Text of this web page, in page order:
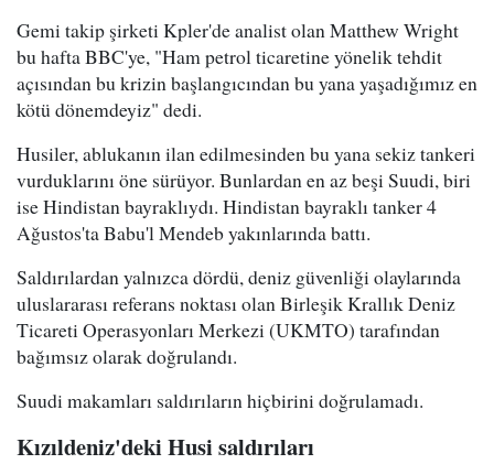
Gemi takip şirketi Kpler'de analist olan Matthew Wright
bu hafta BBC'ye, "Ham petrol ticaretine yönelik tehdit
açısından bu krizin başlangıcından bu yana yaşadığımız en
kötü dönemdeyiz" dedi.
Husiler, ablukanın ilan edilmesinden bu yana sekiz tankeri
vurduklarını öne sürüyor. Bunlardan en az beşi Suudi, biri
ise Hindistan bayraklıydı. Hindistan bayraklı tanker 4
Ağustos'ta Babu'l Mendeb yakınlarında battı.
Saldırılardan yalnızca dördü, deniz güvenliği olaylarında
uluslararası referans noktası olan Birleşik Krallık Deniz
Ticareti Operasyonları Merkezi (UKMTO) tarafından
bağımsız olarak doğrulandı.
Suudi makamları saldırıların hiçbirini doğrulamadı.
Kızıldeniz'deki Husi saldırıları